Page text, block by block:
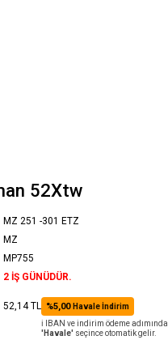
52Xtw
MZ 251 -301 ETZ
MZ
MP755
2 İŞ GÜNÜDÜR.
52,14 TL %5,00 Havale İndirim
ℹ️ IBAN ve indirim ödeme adımında
'Havale' seçince otomatik gelir.